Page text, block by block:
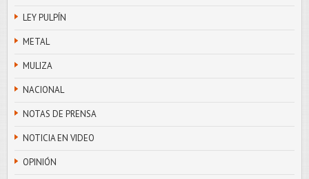
LEY PULPÍN
METAL
MULIZA
NACIONAL
NOTAS DE PRENSA
NOTICIA EN VIDEO
OPINIÓN